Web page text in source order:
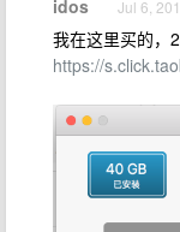
idos Jul 6,
我在这里买的，
https://